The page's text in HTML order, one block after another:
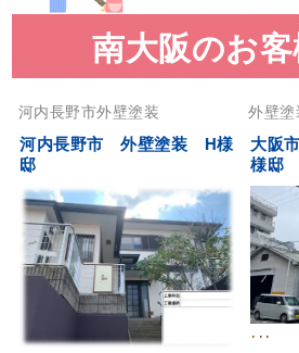
南大阪のお
河内長野市外壁塗装
河内長野市 外壁塗装 H様
邸
外壁塗
大阪
様邸
･･･